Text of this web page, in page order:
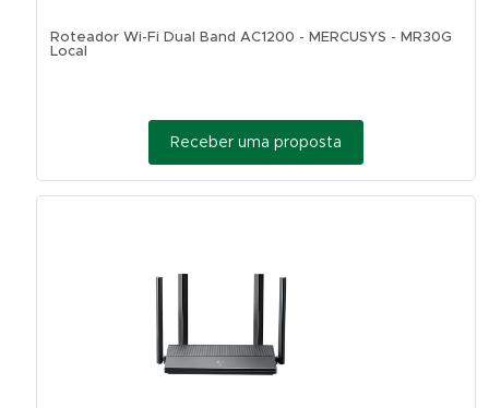
Roteador Wi-Fi Dual Band AC1200 - MERCUSYS - MR30G
Local
Receber uma proposta